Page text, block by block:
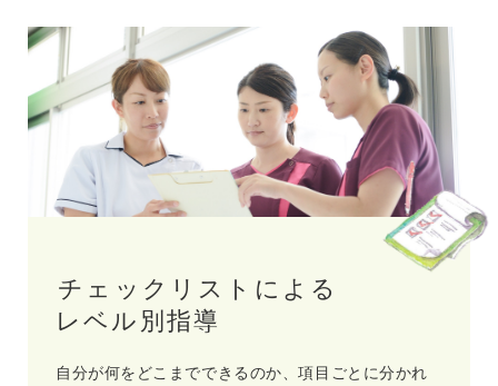
チェックリストによる
レベル別指導
自分が何をどこまでできるのか、項目ごとに分かれ